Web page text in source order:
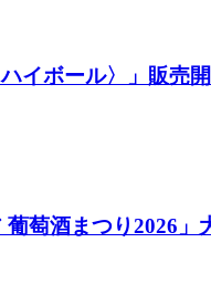
イボール〉」販売
萄酒まつり2026